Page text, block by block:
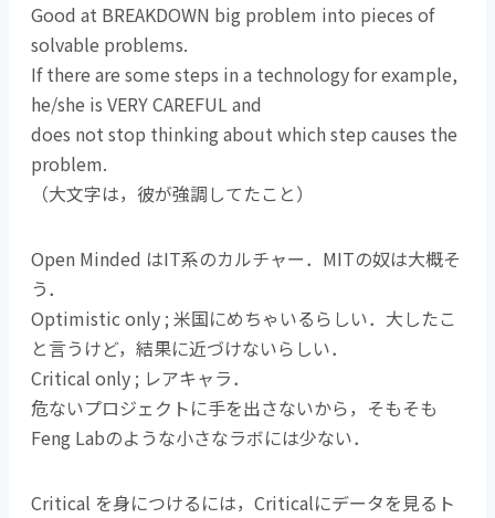
Good at BREAKDOWN big problem into pieces of
solvable problems.
If there are some steps in a technology for example,
he/she is VERY CAREFUL and
does not stop thinking about which step causes the
problem.
（大文字は，彼が強調してたこと）
Open Minded はIT系のカルチャー．MITの奴は大概そ
う．
Optimistic only ; 米国にめちゃいるらしい．大したこ
と言うけど，結果に近づけないらしい．
Critical only ; レアキャラ．
危ないプロジェクトに手を出さないから，そもそも
Feng Labのような小さなラボには少ない．
Critical を身につけるには，Criticalにデータを見るト